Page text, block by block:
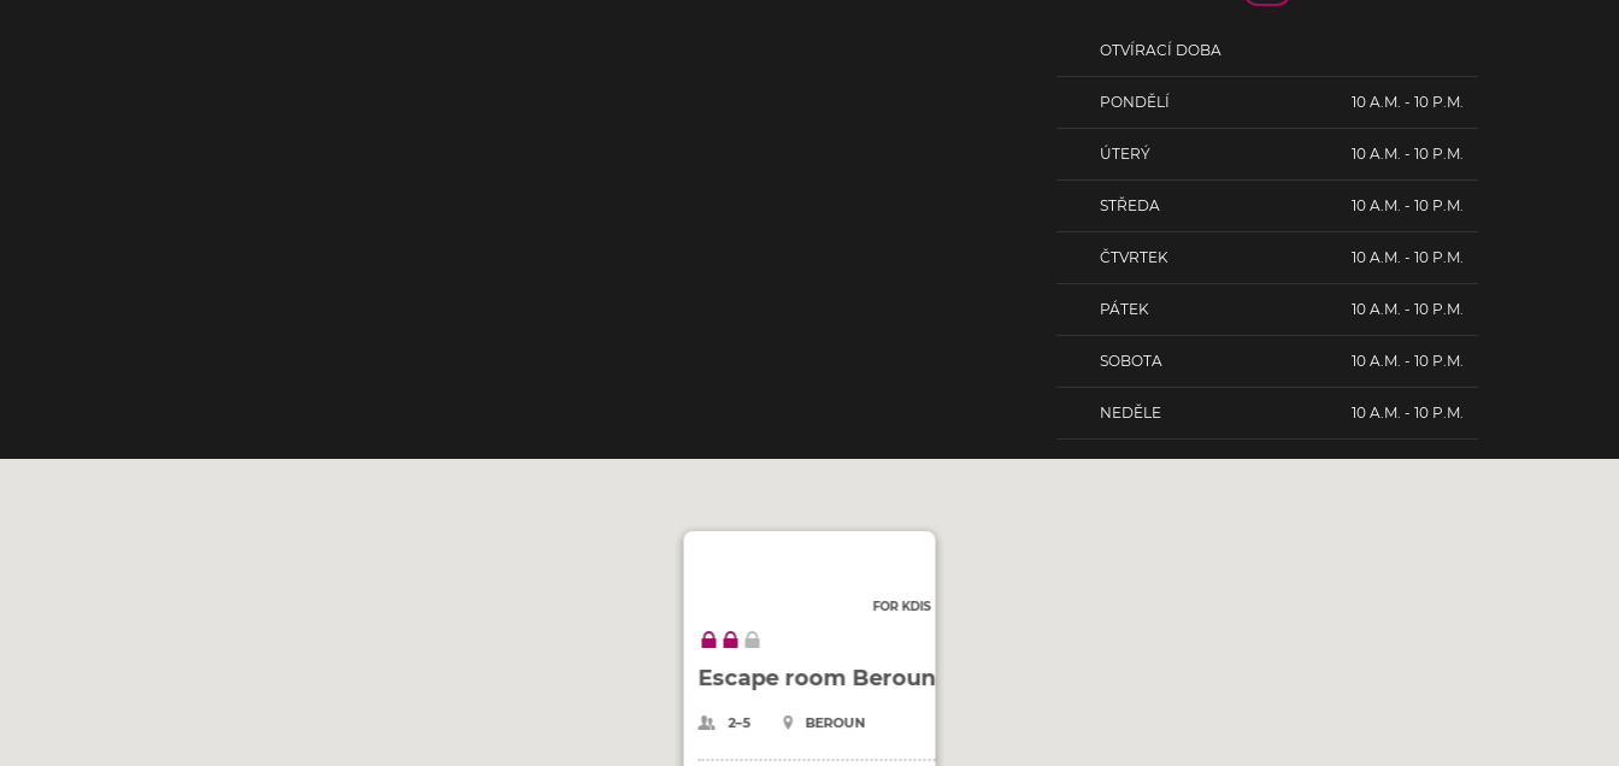
OTVÍRACÍ DOBA
PONDĚLÍ 10 A.M. - 10 P.M.
ÚTERÝ 10 A.M. - 10 P.M.
STŘEDA 10 A.M. - 10 P.M.
ČTVRTEK 10 A.M. - 10 P.M.
PÁTEK 10 A.M. - 10 P.M.
SOBOTA 10 A.M. - 10 P.M.
NEDĚLE 10 A.M. - 10 P.M.
FOR KDIS
Escape room Beroun
2–5 BEROUN